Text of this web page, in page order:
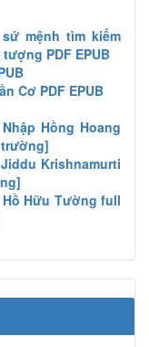
mệnh tìm kiếm
PDF EPUB
Cơ PDF EPUB
Hồng Hoang
Krishnamurti
Hồ Hữu Tường full